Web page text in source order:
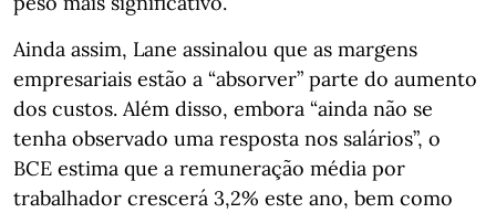
Ainda assim, Lane assinalou que as margens
empresariais estão a “absorver” parte do aumento
dos custos. Além disso, embora “ainda não se
tenha observado uma resposta nos salários”, o
BCE estima que a remuneração média por
trabalhador crescerá 3,2% este ano, bem como